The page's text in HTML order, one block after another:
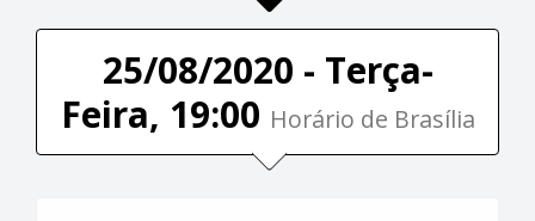
25/08/2020 - Terça-
Feira, 19:00 Horário de Brasília